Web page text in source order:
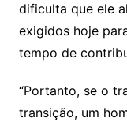
dificulta que ele
exigidos hoje
tempo de
“Portanto, se o
transição, um